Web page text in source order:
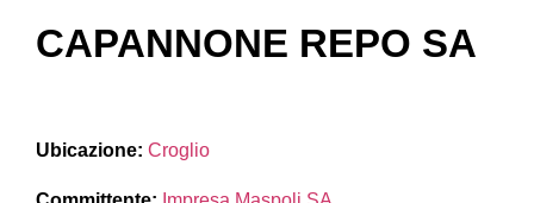
CAPANNONE REPO SA
Ubicazione: Croglio